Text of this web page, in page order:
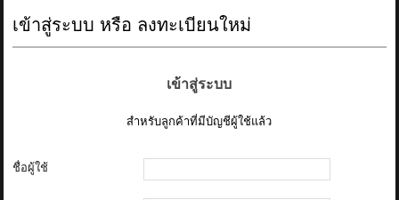
หน้าหลัก
เข้าสู่ระบบ หรือ ลงทะเบียนใหม่
เข้าสู่ระบบ
สำหรับลูกค้าที่มีบัญชีผู้ใช้แล้ว
ชื่อผู้ใช้